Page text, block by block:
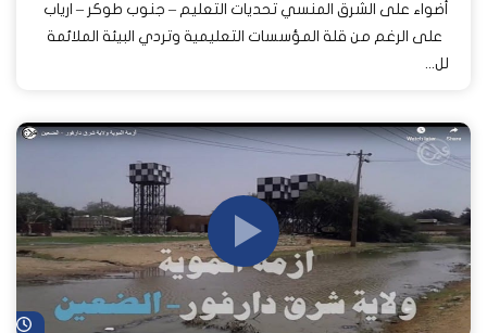
أضواء على الشرق المنسي تحديات التعليم – جنوب طوكر – ارياب
على الرغم من قلة المؤسسات التعليمية وتردي البيئة الملائمة
لل...